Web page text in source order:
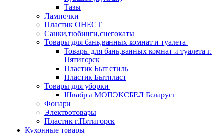
Тазы
Лампочки
Пластик ОНЕСТ
Санки,тюбинги,снегокаты
Товары для бань,ванных комнат и туалета
Товары для бань,ванных комнат и туалета г.
Пятигорск
Пластик Быт стиль
Пластик Бытпласт
Товары для уборки
Швабры МОПЭКСБЕЛ Беларусь
Фонари
Электротовары
Пластик г.Пятигорск
Кухонные товары